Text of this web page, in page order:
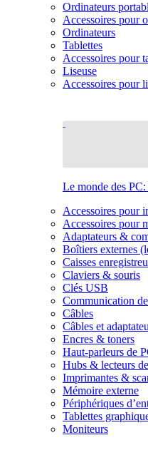
Ordinateurs
Accessoires pour
Ordinateurs
Tablettes
Accessoires pour
Liseuse
Accessoires pour
Le monde des PC:
Accessoires pour
Accessoires pour
Adaptateurs &
Boîtiers externes
Caisses
Claviers & souris
Clés USB
Communication
Câbles
Câbles et
Encres & toners
Haut-parleurs de
Hubs & lecteurs
Imprimantes &
Mémoire externe
Périphériques
Tablettes
Moniteurs